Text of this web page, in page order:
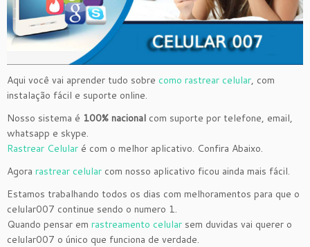
Aqui você vai aprender tudo sobre como rastrear celular, com
instalação fácil e suporte online.
Nosso sistema é 100% nacional com suporte por telefone, email,
whatsapp e skype.
Rastrear Celular é com o melhor aplicativo. Confira Abaixo.
Agora rastrear celular com nosso aplicativo ficou ainda mais fácil.
Estamos trabalhando todos os dias com melhoramentos para que o
celular007 continue sendo o numero 1.
Quando pensar em rastreamento celular sem duvidas vai querer o
celular007 o único que funciona de verdade.